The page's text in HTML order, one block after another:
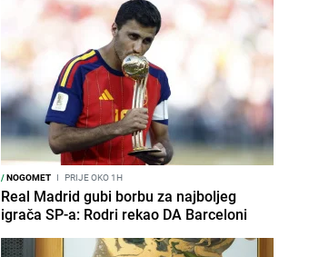
/NOGOMET I PRIJE OKO 1H
Real Madrid gubi borbu za najboljeg
igrača SP-a: Rodri rekao DA Barceloni